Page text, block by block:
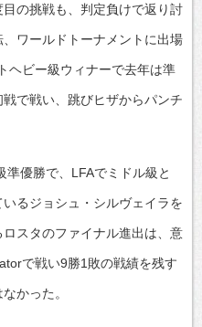
の挑戦も、判定負けで返り討
ワールドトーナメントに出場
ヘビー級ウィナーで去年は準
で戦い、跳びヒザからパンチ
優勝で、LFAでミドル級と
るジョシュ・シルヴェイラを
スタのファイナル進出は、意
で戦い9勝1敗の戦績を残す
かった。